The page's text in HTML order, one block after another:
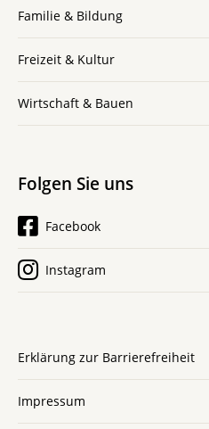
Familie & Bildung
Freizeit & Kultur
Wirtschaft & Bauen
Folgen Sie uns
Facebook
Instagram
Erklärung zur Barrierefreiheit
Impressum